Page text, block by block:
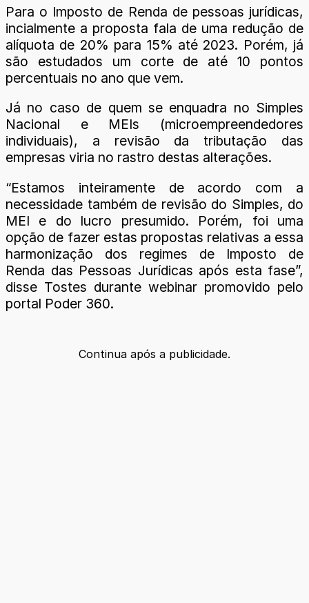
Para o Imposto de Renda de pessoas jurídicas,
incialmente a proposta fala de uma redução de
alíquota de 20% para 15% até 2023. Porém, já
são estudados um corte de até 10 pontos
percentuais no ano que vem.
Já no caso de quem se enquadra no Simples
Nacional e MEIs (microempreendedores
individuais), a revisão da tributação das
empresas viria no rastro destas alterações.
“Estamos inteiramente de acordo com a
necessidade também de revisão do Simples, do
MEI e do lucro presumido. Porém, foi uma
opção de fazer estas propostas relativas a essa
harmonização dos regimes de Imposto de
Renda das Pessoas Jurídicas após esta fase”,
disse Tostes durante webinar promovido pelo
portal Poder 360.
Continua após a publicidade.